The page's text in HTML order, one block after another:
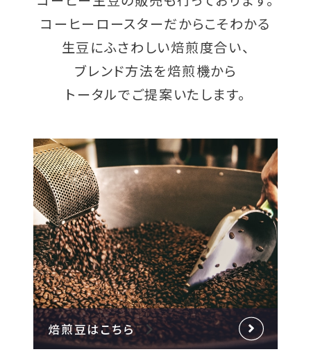
コーヒーロースターだからこそわかる
生豆にふさわしい焙煎度合い、
ブレンド方法を焙煎機から
トータルでご提案いたします。
焙煎豆はこちら